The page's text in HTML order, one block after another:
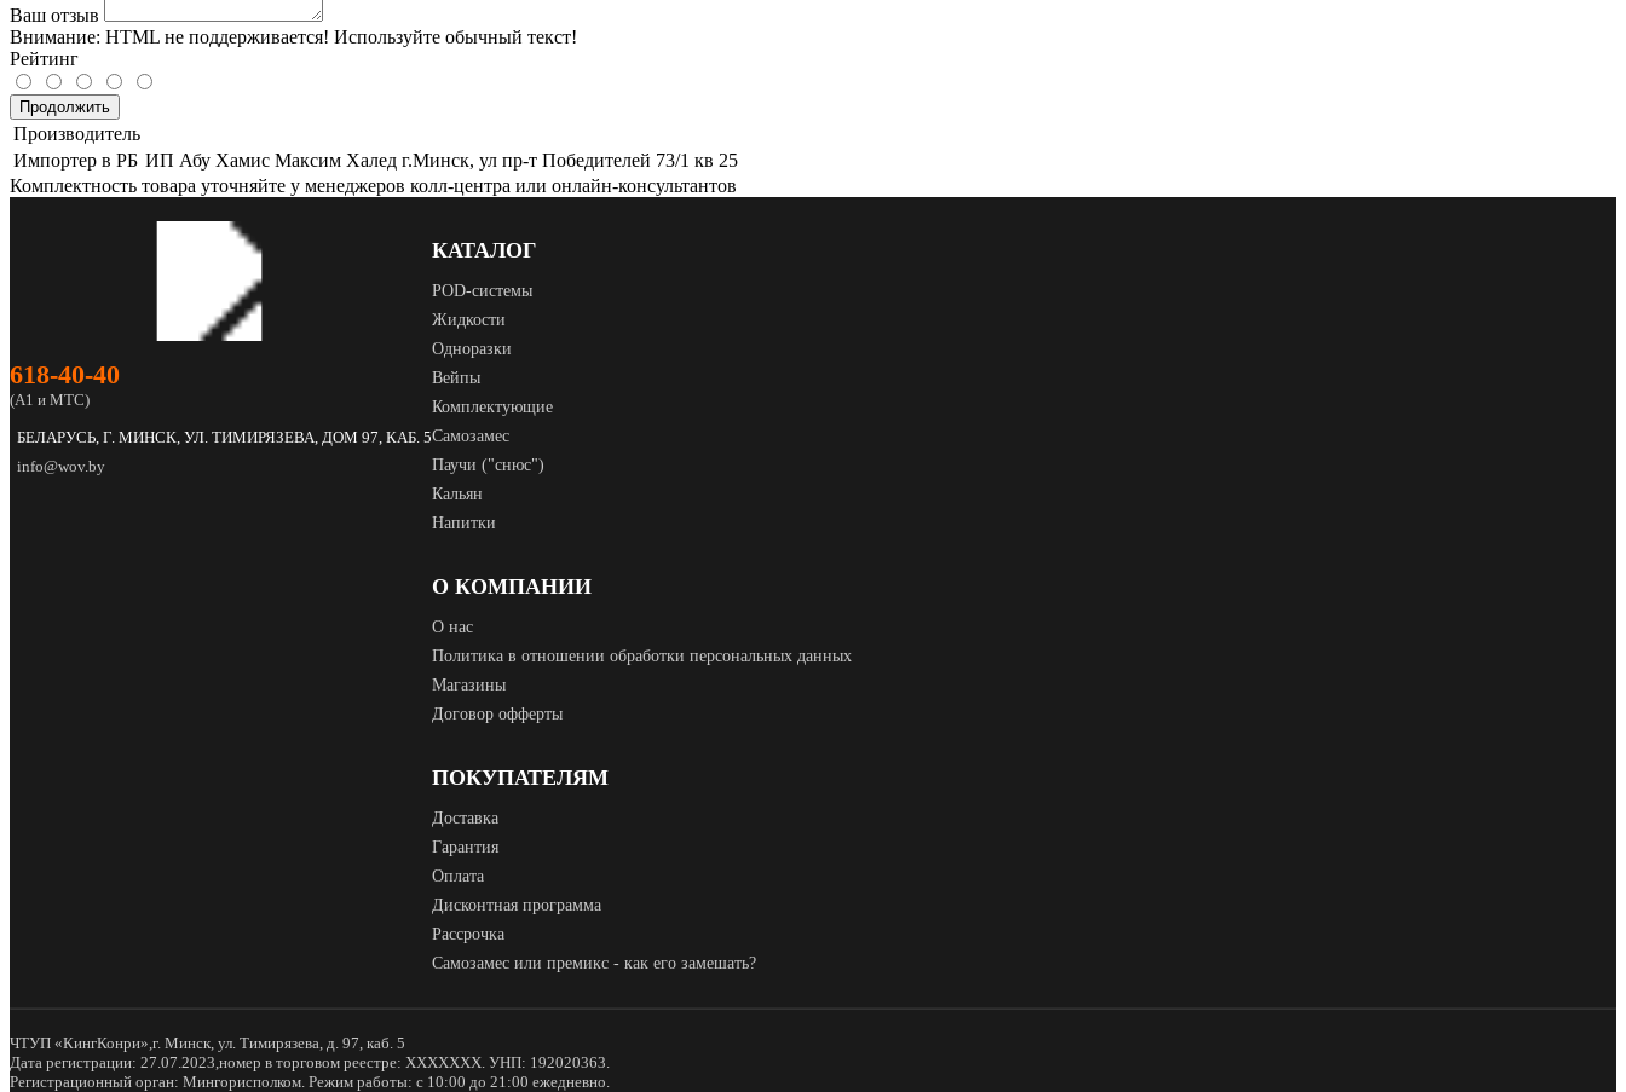
Ваш отзыв
Внимание: HTML не поддерживается! Используйте обычный текст!
Рейтинг
Продолжить
Производитель
Импортер в РБ ИП Абу Хамис Максим Халед г.Минск, ул пр-т Победителей 73/1 кв 25
Комплектность товара уточняйте у менеджеров колл-центра или онлайн-консультантов
618‑40‑40
(А1 и МТС)
БЕЛАРУСЬ, Г. МИНСК, УЛ. ТИМИРЯЗЕВА, ДОМ 97, КАБ. 5
info@wov.by
КАТАЛОГ
POD‑системы
Жидкости
Одноразки
Вейпы
Комплектующие
Самозамес
Паучи ("снюс")
Кальян
Напитки
О КОМПАНИИ
О нас
Политика в отношении обработки персональных данных
Магазины
Договор офферты
ПОКУПАТЕЛЯМ
Доставка
Гарантия
Оплата
Дисконтная программа
Рассрочка
Самозамес или премикс - как его замешать?
ЧТУП «КингКонри»,г. Минск, ул. Тимирязева, д. 97, каб. 5
Дата регистрации: 27.07.2023,номер в торговом реестре: XXXXXXX. УНП: 192020363.
Регистрационный орган: Мингорисполком. Режим работы: с 10:00 до 21:00 ежедневно.